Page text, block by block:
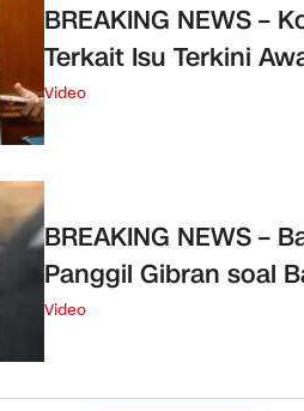
BREAKING NEWS –
Terkait Isu Terkini
Video
BREAKING NEWS –
Panggil Gibran soal
Video